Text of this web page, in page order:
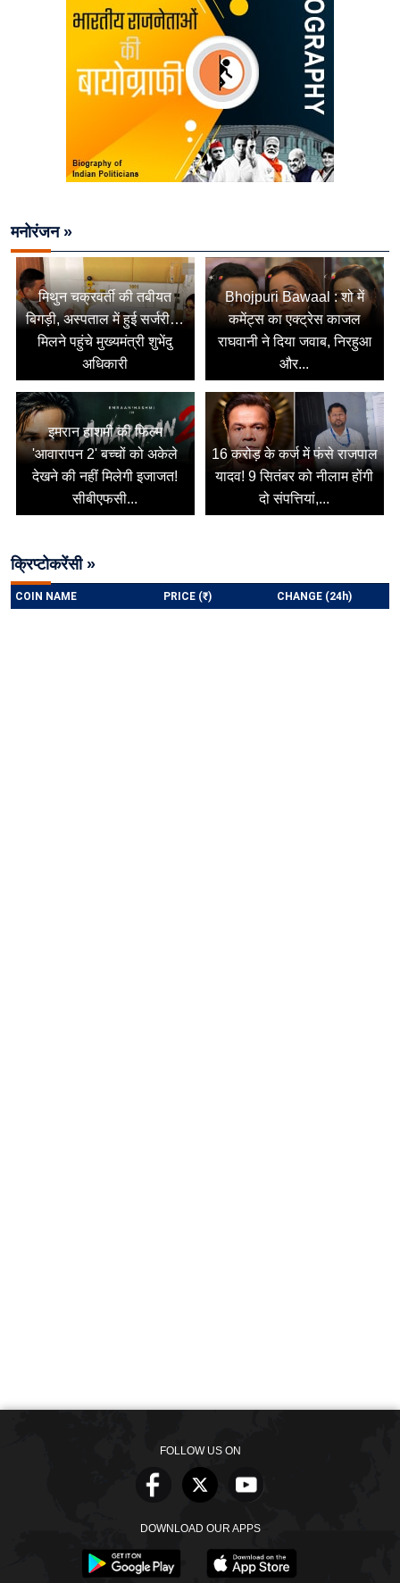
मनोरंजन »
मिथुन चक्रवर्ती की तबीयत
बिगड़ी, अस्पताल में हुई सर्जरी…
मिलने पहुंचे मुख्यमंत्री शुभेंदु
अधिकारी
Bhojpuri Bawaal : शो में
कमेंट्स का एक्ट्रेस काजल
राघवानी ने दिया जवाब, निरहुआ
और...
इमरान हाशमी की फिल्म
'आवारापन 2' बच्चों को अकेले
देखने की नहीं मिलेगी इजाजत!
सीबीएफसी...
16 करोड़ के कर्ज में फंसे राजपाल
यादव! 9 सितंबर को नीलाम होंगी
दो संपत्तियां,...
क्रिप्टोकरेंसी »
FOLLOW US ON
DOWNLOAD OUR APPS